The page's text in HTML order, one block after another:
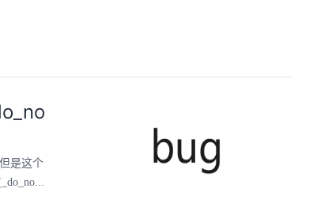
是这个